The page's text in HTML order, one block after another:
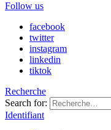
Follow us
facebook
twitter
instagram
linkedin
tiktok
Recherche
Search for:
Identifiant